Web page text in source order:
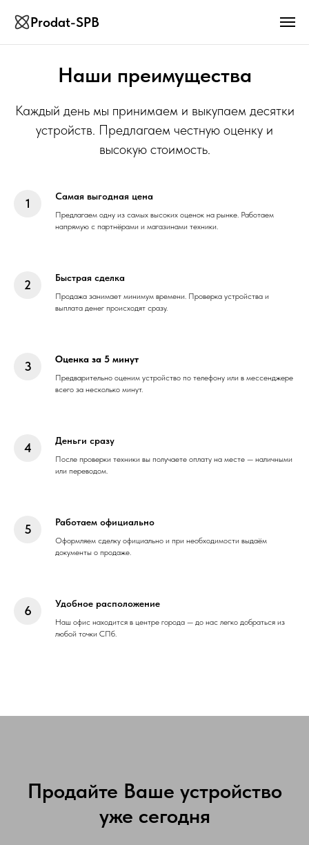
Prodat-SPB
Наши преимущества
Каждый день мы принимаем и выкупаем десятки
устройств. Предлагаем честную оценку и
высокую стоимость.
Самая выгодная цена
Предлагаем одну из самых высоких оценок на рынке. Работаем
напрямую с партнёрами и магазинами техники.
Быстрая сделка
Продажа занимает минимум времени. Проверка устройства и
выплата денег происходят сразу.
Оценка за 5 минут
Предварительно оценим устройство по телефону или в мессенджере
всего за несколько минут.
Деньги сразу
После проверки техники вы получаете оплату на месте — наличными
или переводом.
Работаем официально
Оформляем сделку официально и при необходимости выдаём
документы о продаже.
Удобное расположение
Наш офис находится в центре города — до нас легко добраться из
любой точки СПб.
Продайте Ваше устройство
уже сегодня